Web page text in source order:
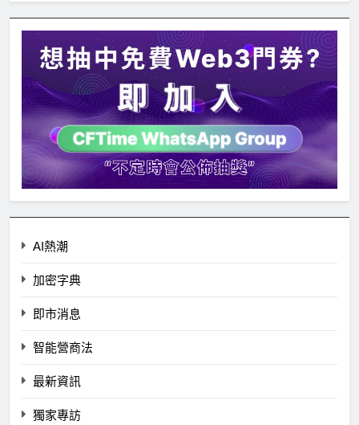
AI熱潮
加密字典
即市消息
智能營商法
最新資訊
獨家專訪